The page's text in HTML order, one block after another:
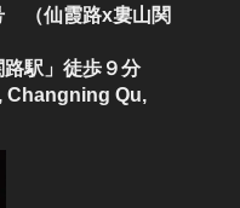
（仙霞路x婁山関
駅」徒歩９分
Changning Qu,